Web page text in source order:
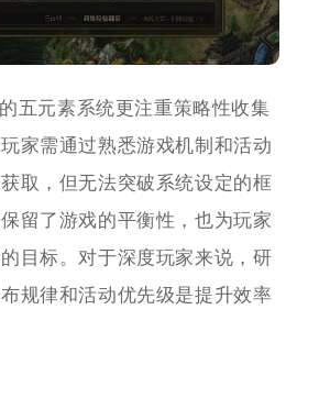
五元素系统更注重策略性收集
家需通过熟悉游戏机制和活动
取，但无法突破系统设定的框
留了游戏的平衡性，也为玩家
目标。对于深度玩家来说，研
规律和活动优先级是提升效率